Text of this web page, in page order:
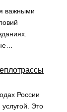
важными
России
Это